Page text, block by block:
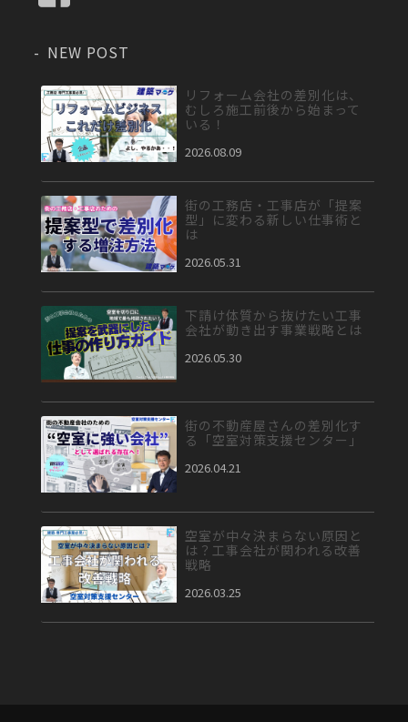
NEW POST
リフォーム会社の差別化は、
むしろ施工前後から始まって
いる！
2026.08.09
街の工務店・工事店が「提案
型」に変わる新しい仕事術と
は
2026.05.31
下請け体質から抜けたい工事
会社が動き出す事業戦略とは
2026.05.30
街の不動産屋さんの差別化す
る「空室対策支援センター」
2026.04.21
空室が中々決まらない原因と
は？工事会社が関われる改善
戦略
2026.03.25